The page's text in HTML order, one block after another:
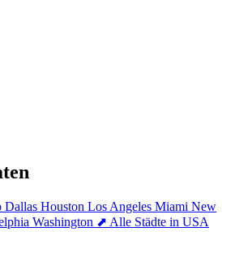
Dallas Houston Los Angeles Miami New
Washington ⬈ Alle Städte in USA